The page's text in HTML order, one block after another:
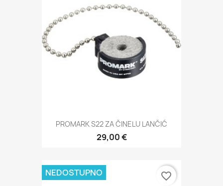
PROMARK S22 ZA ČINELU LANČIĆ
29,00 €
NEDOSTUPNO favorite_border